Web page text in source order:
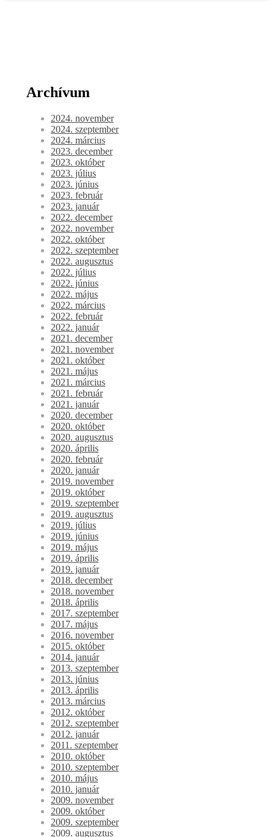
Archívum
2024. november
2024. szeptember
2024. március
2023. december
2023. október
2023. július
2023. június
2023. február
2023. január
2022. december
2022. november
2022. október
2022. szeptember
2022. augusztus
2022. július
2022. június
2022. május
2022. március
2022. február
2022. január
2021. december
2021. november
2021. október
2021. május
2021. március
2021. február
2021. január
2020. december
2020. október
2020. augusztus
2020. április
2020. február
2020. január
2019. november
2019. október
2019. szeptember
2019. augusztus
2019. július
2019. június
2019. május
2019. április
2019. január
2018. december
2018. november
2018. április
2017. szeptember
2017. május
2016. november
2015. október
2014. január
2013. szeptember
2013. június
2013. április
2013. március
2012. október
2012. szeptember
2012. január
2011. szeptember
2010. október
2010. szeptember
2010. május
2010. január
2009. november
2009. október
2009. szeptember
2009. augusztus